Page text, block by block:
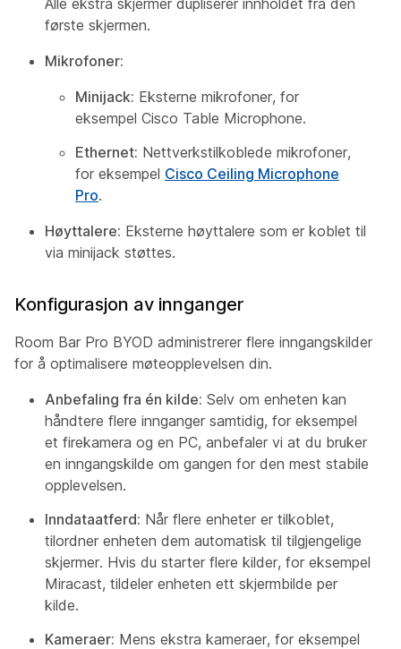
Alle ekstra skjermer dupliserer innholdet fra den
første skjermen.
Mikrofoner:
Minijack: Eksterne mikrofoner, for
eksempel Cisco Table Microphone.
Ethernet: Nettverkstilkoblede mikrofoner,
for eksempel Cisco Ceiling Microphone
Pro.
Høyttalere: Eksterne høyttalere som er koblet til
via minijack støttes.
Konfigurasjon av innganger
Room Bar Pro BYOD administrerer flere inngangskilder
for å optimalisere møteopplevelsen din.
Anbefaling fra én kilde: Selv om enheten kan
håndtere flere innganger samtidig, for eksempel
et firekamera og en PC, anbefaler vi at du bruker
en inngangskilde om gangen for den mest stabile
opplevelsen.
Inndataatferd: Når flere enheter er tilkoblet,
tilordner enheten dem automatisk til tilgjengelige
skjermer. Hvis du starter flere kilder, for eksempel
Miracast, tildeler enheten ett skjermbilde per
kilde.
Kameraer: Mens ekstra kameraer, for eksempel